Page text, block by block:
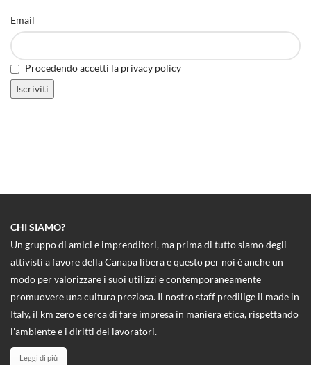
Email
Procedendo accetti la privacy policy
CHI SIAMO?
Un gruppo di amici e imprenditori, ma prima di tutto siamo degli
attivisti a favore della Canapa libera e questo per noi è anche un
modo per valorizzare i suoi utilizzi e contemporaneamente
promuovere una cultura preziosa. Il nostro staff predilige il made in
Italy, il km zero e cerca di fare impresa in maniera etica, rispettando
l'ambiente e i diritti dei lavoratori.
Leggi di più